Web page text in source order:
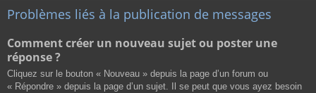
Problèmes liés à la publication de messages
Comment créer un nouveau sujet ou poster une
réponse ?
Cliquez sur le bouton « Nouveau » depuis la page d’un forum ou
« Répondre » depuis la page d’un sujet. Il se peut que vous ayez besoin